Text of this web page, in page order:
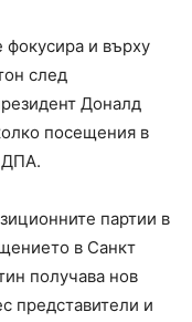
фокусира и върху
след
Доналд
посещения в
ДПА.
партии в
в Санкт
получава нов
представители и